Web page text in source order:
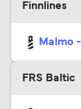
Finnlines
Malmo
FRS Baltic